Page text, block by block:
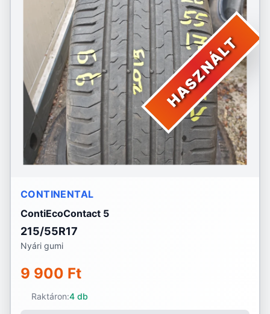
HASZNÁLT
CONTINENTAL
ContiEcoContact 5
215/55R17
Nyári gumi
9 900 Ft
Raktáron:4 db